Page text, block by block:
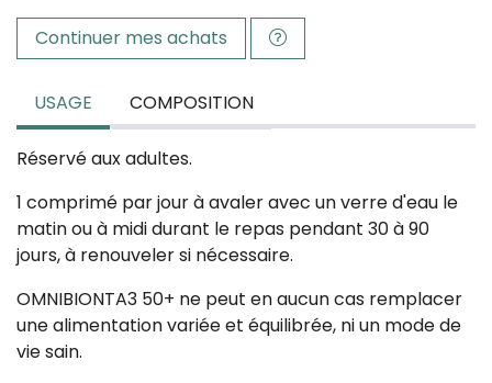
Continuer mes achats
USAGE COMPOSITION
Réservé aux adultes.
1 comprimé par jour à avaler avec un verre d'eau le
matin ou à midi durant le repas pendant 30 à 90
jours, à renouveler si nécessaire.
OMNIBIONTA3 50+ ne peut en aucun cas remplacer
une alimentation variée et équilibrée, ni un mode de
vie sain.